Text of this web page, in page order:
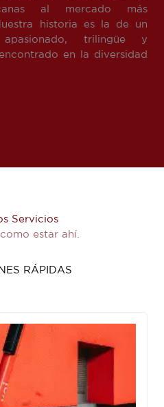
al mercado más
historia es la de un
trilingüe y
en la diversidad
Servicios
estar ahí.
RÁPIDAS